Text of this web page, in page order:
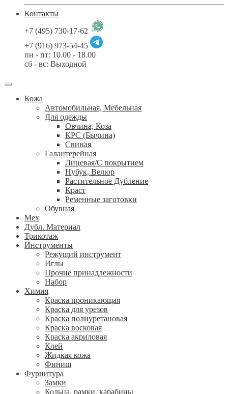
Контакты
+7 (495) 730-17-62
+7 (916) 973-54-45
пн - пт: 10.00 - 18.00
сб - вс: Выходной
Кожа
Автомобильная, Мебельная
Для одежды
Овчина, Коза
КРС (Бычина)
Свиная
Галантерейная
Лицевая/С покрытием
Нубук, Велюр
Растительное Дубление
Краст
Ременные заготовки
Обувная
Мех
Дубл. Материал
Трикотаж
Инструменты
Режущий инструмент
Иглы
Прочие принадлежности
Набор
Химия
Краска проникающая
Краска для урезов
Краска полиуретановая
Краска восковая
Краска акриловая
Клей
Жидкая кожа
Финиш
Фурнитура
Замки
Кольца, рамки, карабины